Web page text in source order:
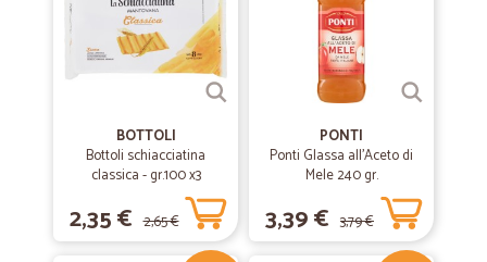
BOTTOLI
Bottoli schiacciatina
classica - gr.100 x3
2,35 € 2,65 €
PONTI
Ponti Glassa all'Aceto di
Mele 240 gr.
3,39 € 3,79 €